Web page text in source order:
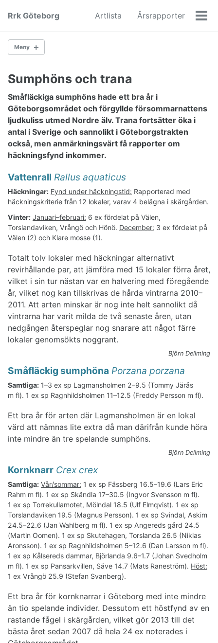
navigation
Rrk Göteborg Artlista Årsrapporter
Meny
Svanar och gäss
Änder
Hönsfåglar
Lommar och doppingar
Havsfåglar
Skarvar-storkar
Sumphöns och trana
Vadare
Labbar
Alkor
Duvor-ugglor
Nattskärra-hackspettar
Trastfåglar
Sångare
Flugsnappare-starar
Finkar-fältsparvar
Sumphöns och trana
Småfläckiga sumphöns hade ett bra år i
Göteborgsområdet och förgyllde försommarnattens
ljudkuliss utmed Nordre älv. Trana fortsätter öka i
antal i Sverige och sannolikt i Göteborgstrakten
också, men anmärkningsvärt få rapporter om
häckningsfynd inkommer.
Vattenrall Rallus aquaticus
Häckningar: Fynd under häckningstid: Rapporterad med
häckningskriterie från 12 lokaler, varav 4 belägna i skärgården.
Vinter: Januari–februari: 6 ex fördelat på Välen,
Torslandaviken, Vrångö och Hönö. December: 3 ex fördelat på
Välen (2) och Klare mosse (1).
Totalt tolv lokaler med häckningar alternativt
revirhållande par, att jämföra med 15 lokaler förra året,
vilket i sin tur nästan var en halvering med föregående
år, vilket nog kan tillskrivas de hårda vintrarna 2010–
2011. Att arten minskar är nog inte helt sannolikt då
vintrarna har varit milda de två senaste åren, utan
nedgången återspeglar nog snarare att något färre
lokaler genomsökts noggrant.
Björn Dellming
Småfläckig sumphöna Porzana porzana
Samtliga: 1–3 ex sp Lagmansholmen 2–9.5 (Tommy Järås
m fl). 1 ex sp Ragnhildsholmen 11–12.5 (Freddy Persson m fl).
Ett bra år för arten där Lagmansholmen är en lokal
värd att nämnas lite extra då man därifrån kunde höra
inte mindre än tre spelande sumphöns.
Björn Dellming
Kornknarr Crex crex
Samtliga: Vår/sommar: 1 ex sp Fässberg 16.5–19.6 (Lars Eric
Rahm m fl). 1 ex sp Skändla 17–30.5 (Ingvor Svensson m fl).
1 ex sp Torrekullamotet, Mölndal 18.5 (Ulf Elmqvist). 1 ex sp
Torslandaviken 19.5 (Magnus Persson). 1 ex sp Svindal, Askim
24.5–22.6 (Jan Wahlberg m fl). 1 ex sp Angereds gård 24.5
(Martin Oomen). 1 ex sp Skutehagen, Torslanda 26.5 (Niklas
Aronsson). 1 ex sp Ragnhildsholmen 5–12.6 (Dan Larsson m fl).
1 ex sp Kålsereds dammar, Björlanda 9.6–1.7 (Johan Svedholm
m fl). 1 ex sp Pansarkvillen, Säve 14.7 (Mats Raneström). Höst:
1 ex Vrångö 25.9 (Stefan Svanberg).
Ett bra år för kornknarrar i Göteborg med inte mindre
än tio spelande individer. Dessutom ett höstfynd av en
rastande fågel i skärgården, vilket gör 2013 till det
bästa året sedan 2007 då hela 24 ex noterades i